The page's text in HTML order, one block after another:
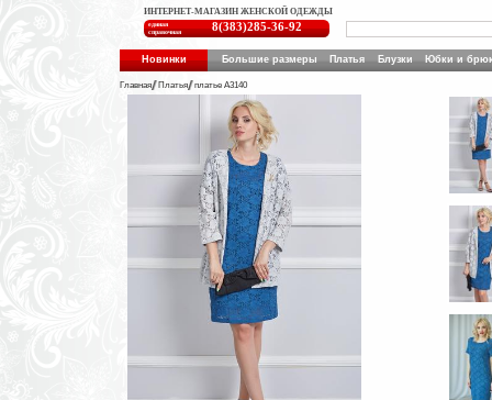
ИНТЕРНЕТ-МАГАЗИН ЖЕНСКОЙ ОДЕЖДЫ
единая
справочная
8(383)285-36-92
Новинки Большие размеры Платья Блузки Юбки и
Главная Платья платье A3140